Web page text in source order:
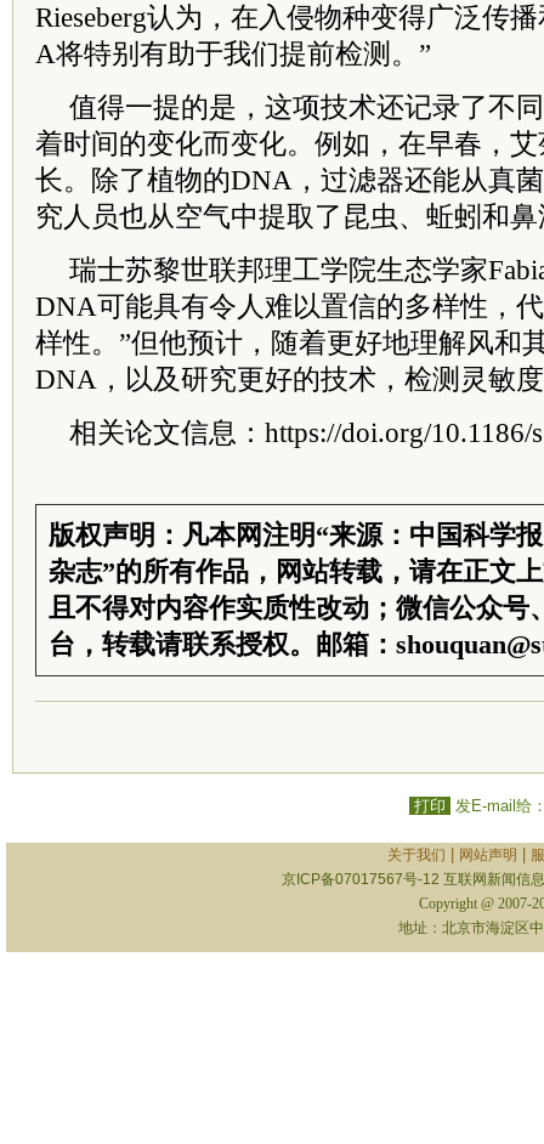
Rieseberg认为，在入侵物种变得广泛传
A将特别有助于我们提前检测。”
值得一提的是，这项技术还记录了不
着时间的变化而变化。例如，在早春，
长。除了植物的DNA，过滤器还能从真
究人员也从空气中提取了昆虫、蚯蚓和
瑞士苏黎世联邦理工学院生态学家
DNA可能具有令人难以置信的多样性，
样性。”但他预计，随着更好地理解风和
DNA，以及研究更好的技术，检测灵敏
相关论文信息：https://doi.org/10.1186/
版权声明：凡本网注明“来源：中国科学
杂志”的所有作品，网站转载，请在正文
且不得对内容作实质性改动；微信公众号
台，转载请联系授权。邮箱：
打印 发E-mail给
关于我们 网站声明
京ICP备07017567号-12 互联网新闻信
Copyright @ 2007-
地址：北京市海淀区